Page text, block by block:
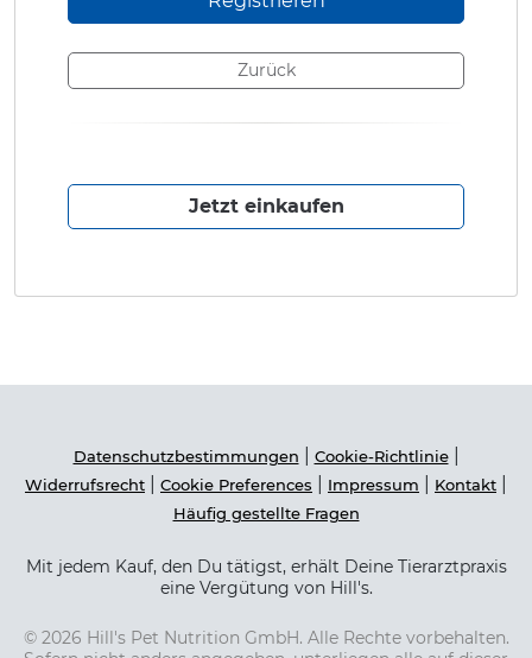
Zurück
Jetzt einkaufen
Datenschutzbestimmungen Cookie-Richtlinie|
Widerrufsrecht Cookie Preferences Impressum Kontakt
Häufig gestellte Fragen
Mit jedem Kauf, den Du tätigst, erhält Deine Tierarztpraxis
eine Vergütung von Hill's.
© 2026 Hill's Pet Nutrition GmbH. Alle Rechte vorbehalten.